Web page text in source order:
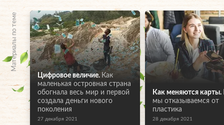
Материалы по теме
Цифровое величие. Как
маленькая островная страна
обогнала весь мир и первой
создала деньги нового
поколения
27 декабря 2021
Как меняются карты.
мы отказываемся от
пластика
28 декабря 2021